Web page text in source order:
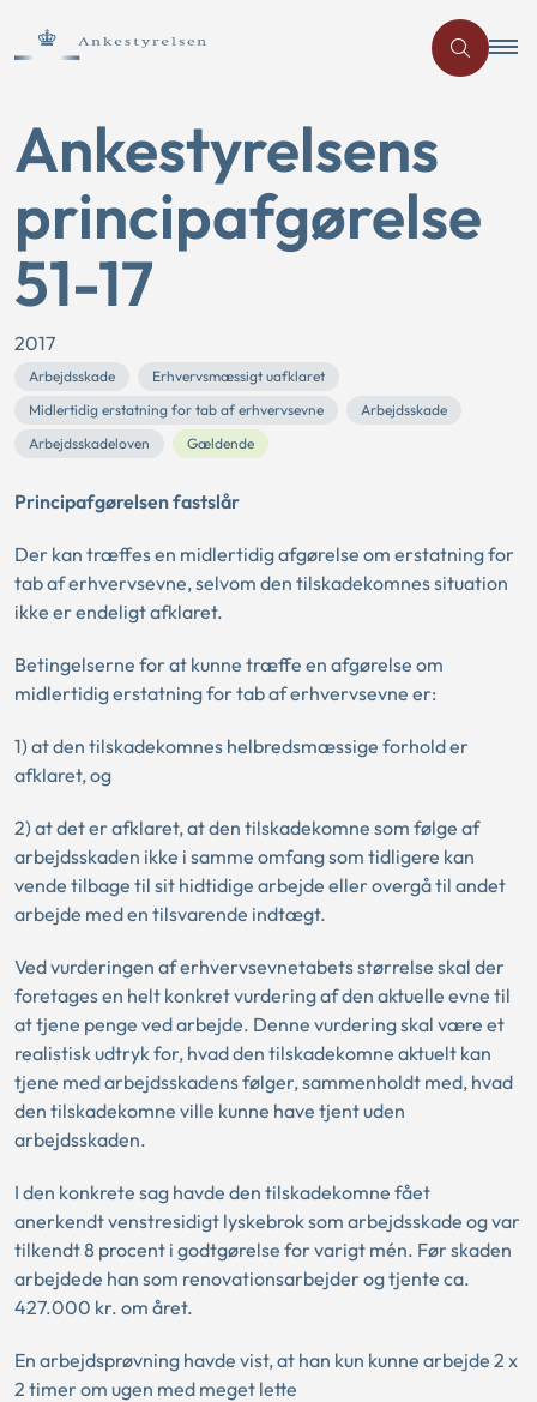
Ankestyrelsens
principafgørelse
51-17
2017
Arbejdsskade
Erhvervsmæssigt uafklaret
Midlertidig erstatning for tab af erhvervsevne
Arbejdsskade
Arbejdsskadeloven
Gældende
Principafgørelsen fastslår
Der kan træffes en midlertidig afgørelse om erstatning for
tab af erhvervsevne, selvom den tilskadekomnes situation
ikke er endeligt afklaret.
Betingelserne for at kunne træffe en afgørelse om
midlertidig erstatning for tab af erhvervsevne er:
1) at den tilskadekomnes helbredsmæssige forhold er
afklaret, og
2) at det er afklaret, at den tilskadekomne som følge af
arbejdsskaden ikke i samme omfang som tidligere kan
vende tilbage til sit hidtidige arbejde eller overgå til andet
arbejde med en tilsvarende indtægt.
Ved vurderingen af erhvervsevnetabets størrelse skal der
foretages en helt konkret vurdering af den aktuelle evne til
at tjene penge ved arbejde. Denne vurdering skal være et
realistisk udtryk for, hvad den tilskadekomne aktuelt kan
tjene med arbejdsskadens følger, sammenholdt med, hvad
den tilskadekomne ville kunne have tjent uden
arbejdsskaden.
I den konkrete sag havde den tilskadekomne fået
anerkendt venstresidigt lyskebrok som arbejdsskade og var
tilkendt 8 procent i godtgørelse for varigt mén. Før skaden
arbejdede han som renovationsarbejder og tjente ca.
427.000 kr. om året.
En arbejdsprøvning havde vist, at han kun kunne arbejde 2 x
2 timer om ugen med meget lette